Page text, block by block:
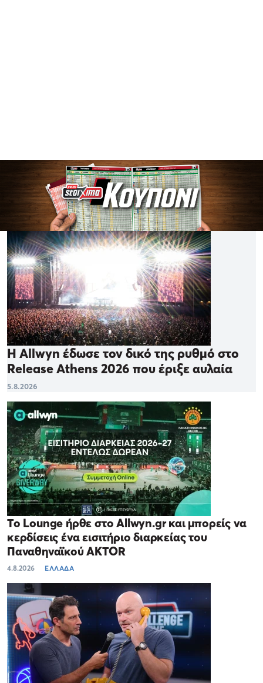
Η Allwyn έδωσε τον δικό της ρυθμό στο
Release Athens 2026 που έριξε αυλαία
5.8.2026
Το Lounge ήρθε στο Allwyn.gr και μπορείς να
κερδίσεις ένα εισιτήριο διαρκείας του
Παναθηναϊκού AKTOR
4.8.2026 ΕΛΛΑΔΑ